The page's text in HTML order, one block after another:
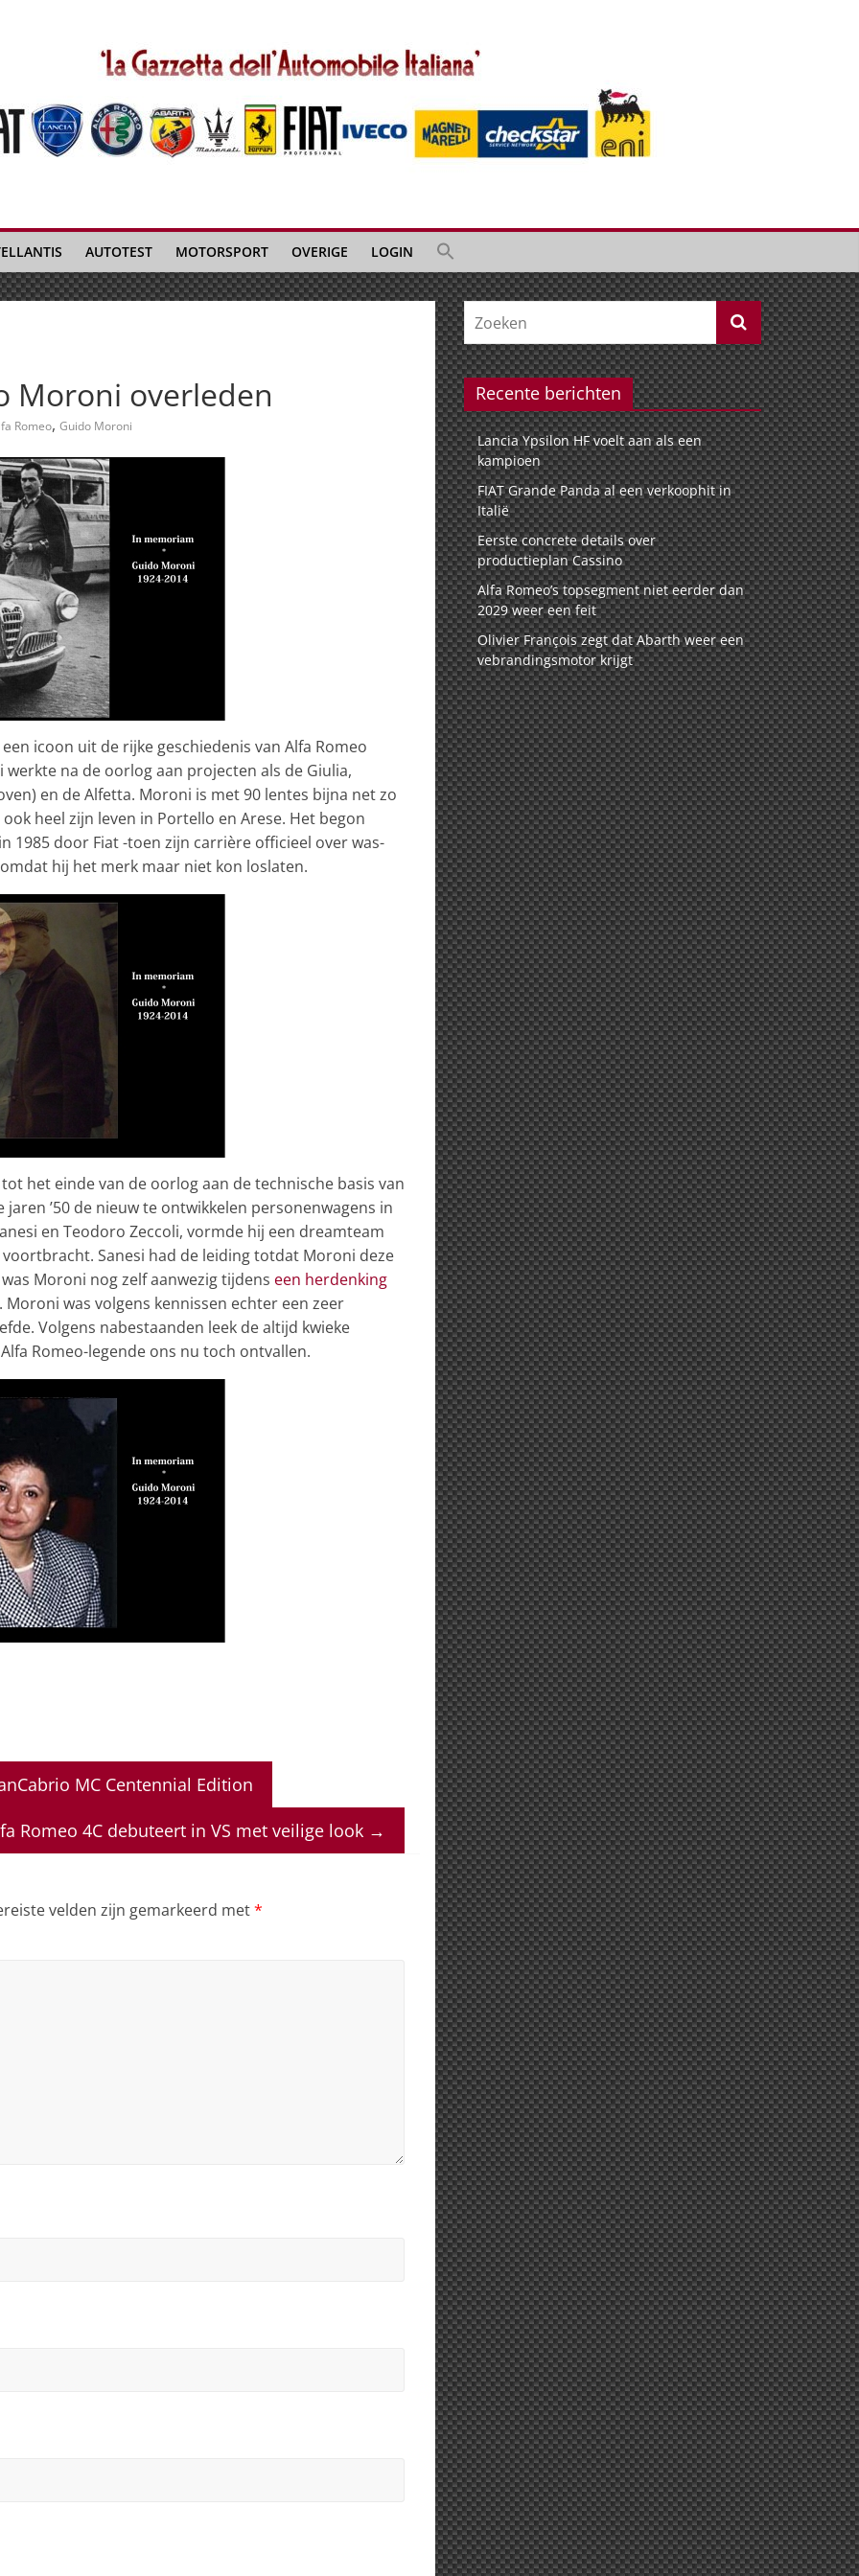
AUTOTEST MOTORSPORT OVERIGE LOGIN
Moroni overleden
Romeo, Guido Moroni
icoon uit de rijke geschiedenis van Alfa Romeo
na de oorlog aan projecten als de Giulia,
en de Alfetta. Moroni is met 90 lentes bijna net zo
heel zijn leven in Portello en Arese. Het begon
1985 door Fiat -toen zijn carrière officieel over was-
hij het merk maar niet kon loslaten.
het einde van de oorlog aan de technische basis van
jaren ’50 de nieuw te ontwikkelen personenwagens in
en Teodoro Zeccoli, vormde hij een dreamteam
Sanesi had de leiding totdat Moroni deze
Moroni nog zelf aanwezig tijdens een herdenking
Moroni was volgens kennissen echter een zeer
Volgens nabestaanden leek de altijd kwieke
Romeo-legende ons nu toch ontvallen.
MC Centennial Edition
Romeo 4C debuteert in VS met veilige look →
velden zijn gemarkeerd met*
Recente berichten
Lancia Ypsilon HF voelt aan als een
kampioen
FIAT Grande Panda al een verkoophit in
Italië
Eerste concrete details over
productieplan Cassino
Alfa Romeo’s topsegment niet eerder dan
2029 weer een feit
Olivier François zegt dat Abarth weer een
vebrandingsmotor krijgt